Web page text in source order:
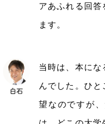
アあふれる回
ます。
当時は、本に
んでした。ひ
望なのですが